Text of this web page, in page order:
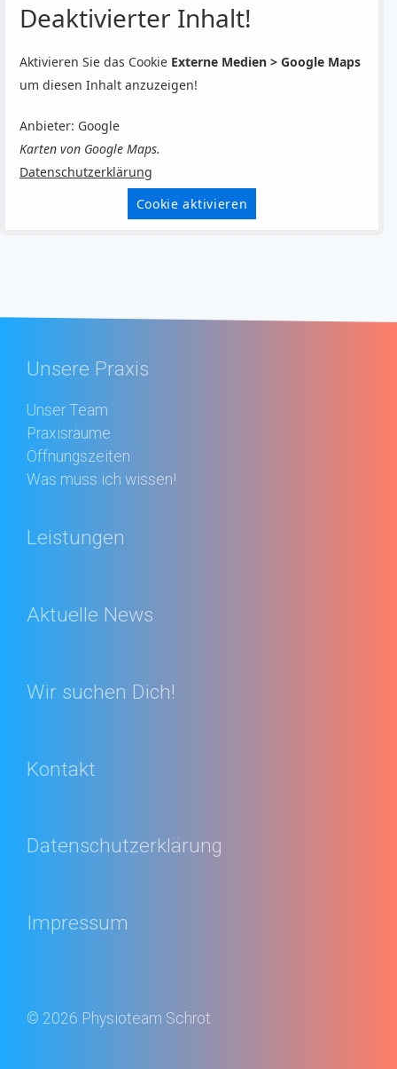
Deaktivierter Inhalt!
Aktivieren Sie das Cookie Externe Medien > Google Maps
um diesen Inhalt anzuzeigen!
Anbieter: Google
Karten von Google Maps.
Datenschutzerklärung
Cookie aktivieren
Unsere Praxis
Unser Team
Praxisräume
Öffnungszeiten
Was muss ich wissen!
Leistungen
Aktuelle News
Wir suchen Dich!
Kontakt
Datenschutzerklärung
Impressum
© 2026 Physioteam Schrot